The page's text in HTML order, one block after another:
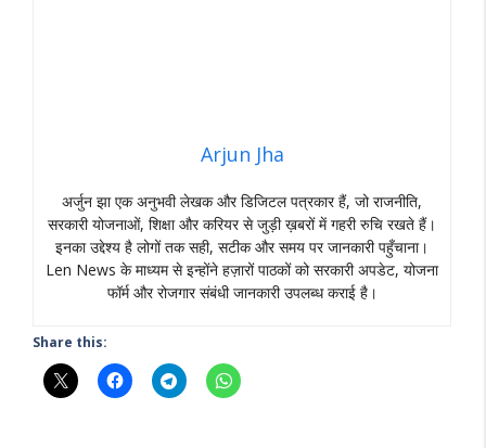
Arjun Jha
अर्जुन झा एक अनुभवी लेखक और डिजिटल पत्रकार हैं, जो राजनीति,
सरकारी योजनाओं, शिक्षा और करियर से जुड़ी ख़बरों में गहरी रुचि रखते हैं।
इनका उद्देश्य है लोगों तक सही, सटीक और समय पर जानकारी पहुँचाना।
Len News के माध्यम से इन्होंने हज़ारों पाठकों को सरकारी अपडेट, योजना
फॉर्म और रोजगार संबंधी जानकारी उपलब्ध कराई है।
Share this: